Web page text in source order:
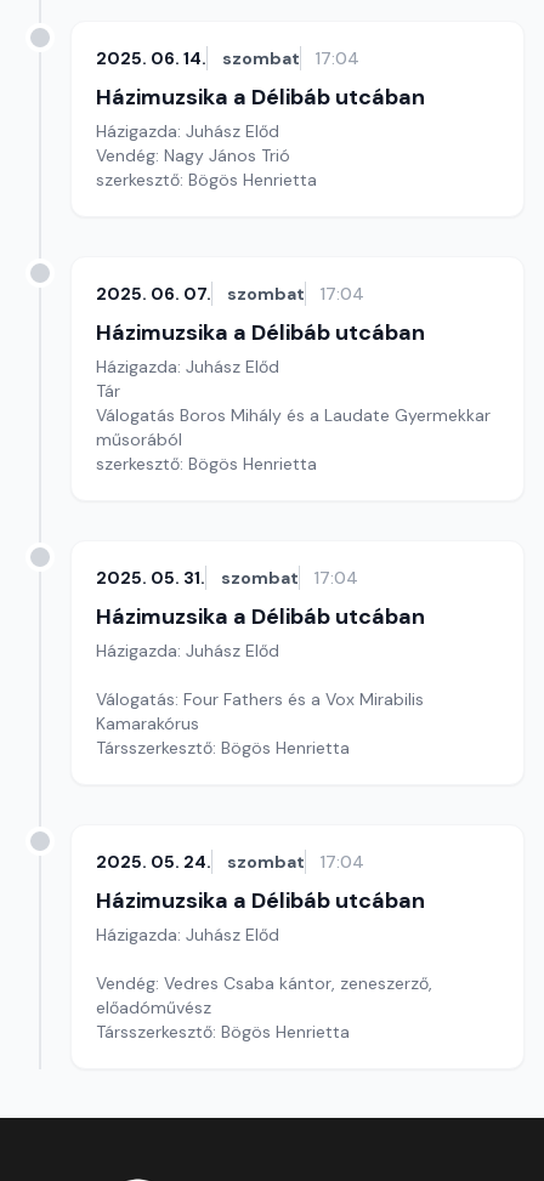
2025. 06. 14. szombat 17:04
Házimuzsika a Délibáb utcában
Házigazda: Juhász Előd
Vendég: Nagy János Trió
szerkesztő: Bögös Henrietta
2025. 06. 07. szombat 17:04
Házimuzsika a Délibáb utcában
Házigazda: Juhász Előd
Tár
Válogatás Boros Mihály és a Laudate Gyermekkar
műsorából
szerkesztő: Bögös Henrietta
2025. 05. 31. szombat 17:04
Házimuzsika a Délibáb utcában
Házigazda: Juhász Előd
Válogatás: Four Fathers és a Vox Mirabilis
Kamarakórus
Társszerkesztő: Bögös Henrietta
2025. 05. 24. szombat 17:04
Házimuzsika a Délibáb utcában
Házigazda: Juhász Előd
Vendég: Vedres Csaba kántor, zeneszerző,
előadóművész
Társszerkesztő: Bögös Henrietta